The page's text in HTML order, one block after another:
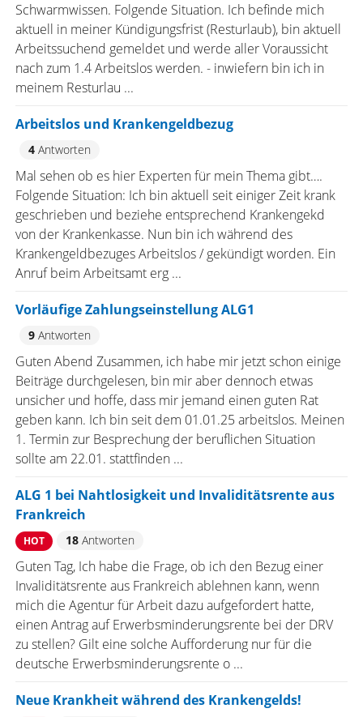
Schwarmwissen. Folgende Situation. Ich befinde mich
aktuell in meiner Kündigungsfrist (Resturlaub), bin aktuell
Arbeitssuchend gemeldet und werde aller Voraussicht
nach zum 1.4 Arbeitslos werden. - inwiefern bin ich in
meinem Resturlau ...
Arbeitslos und Krankengeldbezug
4Antworten
Mal sehen ob es hier Experten für mein Thema gibt….
Folgende Situation: Ich bin aktuell seit einiger Zeit krank
geschrieben und beziehe entsprechend Krankengekd
von der Krankenkasse. Nun bin ich während des
Krankengeldbezuges Arbeitslos / gekündigt worden. Ein
Anruf beim Arbeitsamt erg ...
Vorläufige Zahlungseinstellung ALG1
9Antworten
Guten Abend Zusammen, ich habe mir jetzt schon einige
Beiträge durchgelesen, bin mir aber dennoch etwas
unsicher und hoffe, dass mir jemand einen guten Rat
geben kann. Ich bin seit dem 01.01.25 arbeitslos. Meinen
1. Termin zur Besprechung der beruflichen Situation
sollte am 22.01. stattfinden ...
ALG 1 bei Nahtlosigkeit und Invaliditätsrente aus
Frankreich
HOT 18Antworten
Guten Tag, Ich habe die Frage, ob ich den Bezug einer
Invaliditätsrente aus Frankreich ablehnen kann, wenn
mich die Agentur für Arbeit dazu aufgefordert hatte,
einen Antrag auf Erwerbsminderungsrente bei der DRV
zu stellen? Gilt eine solche Aufforderung nur für die
deutsche Erwerbsminderungsrente o ...
Neue Krankheit während des Krankengelds!